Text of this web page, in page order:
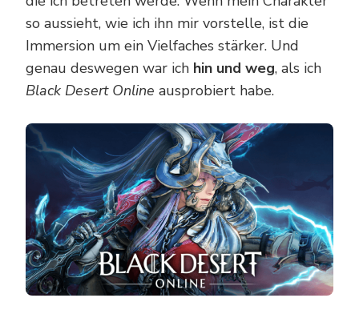
so aussieht, wie ich ihn mir vorstelle, ist die
Immersion um ein Vielfaches stärker. Und
genau deswegen war ich hin und weg, als ich
Black Desert Online ausprobiert habe.